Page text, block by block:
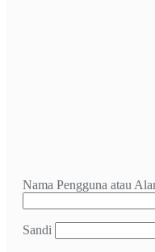
Nama Pengguna atau
Sandi